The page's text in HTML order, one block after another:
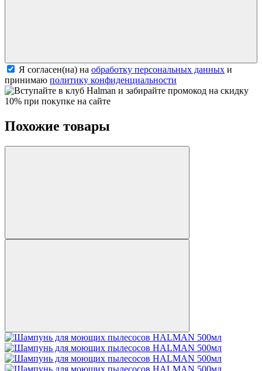
Я согласен(на) на обработку персональных данных и
принимаю политику конфиденциальности
Похожие товары